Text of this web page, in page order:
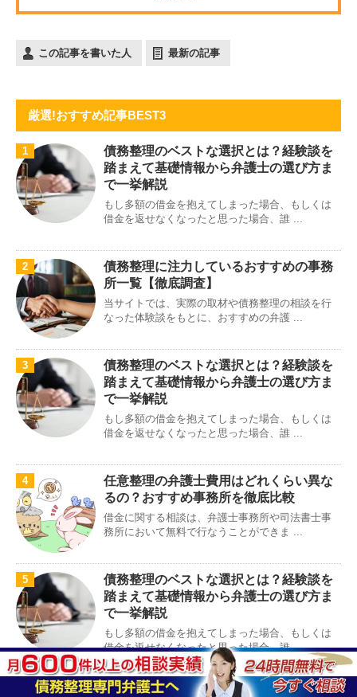
この記事を書いた人 最新の記事
厳選!おすすめ記事BEST3
1
債務整理のベストな選択とは？経験談を
踏まえて基礎情報から弁護士の選び方ま
で一挙解説
もし多額の借金を抱えてしまった場合、もしくは
借金を返せなくなったと思った場合、誰 ...
2
債務整理に注力しているおすすめの事務
所一覧【徹底調査】
当サイトでは、実際の取材や債務整理の相談を行
なった体験談をもとに、おすすめの弁護 ...
3
債務整理のベストな選択とは？経験談を
踏まえて基礎情報から弁護士の選び方ま
で一挙解説
もし多額の借金を抱えてしまった場合、もしくは
借金を返せなくなったと思った場合、誰 ...
4
任意整理の弁護士費用はどれくらい異な
るの？おすすめ事務所を徹底比較
借金に関する相談は、弁護士事務所や司法書士事
務所において無料で行なうことができま ...
5
債務整理のベストな選択とは？経験談を
踏まえて基礎情報から弁護士の選び方ま
で一挙解説
もし多額の借金を抱えてしまった場合、もしくは
借金を返せなくなったと思った場合、誰 ...